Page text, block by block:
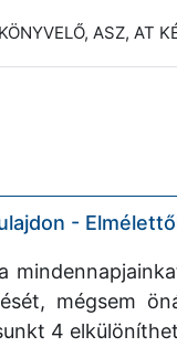
KÖNYVELŐ, ASZ, AT
-
mégsem
4